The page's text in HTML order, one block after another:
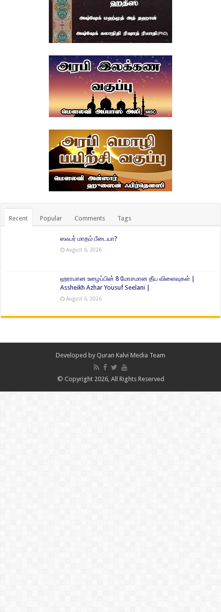
Recent Popular Comments Tags
ஸஃபர் மாதம் பீடையா?
August 6, 2026
ஹராமான உழைப்பின் 8 மோசமான தீய விளைவுகள் |
Assheikh Azhar Yousuf Seelani |
August 6, 2026
Developed by Quran Kalvi Media Team
© Copyright 2026, All Rights Reserved